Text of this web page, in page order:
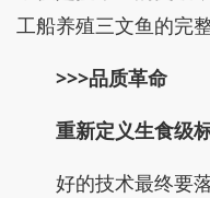
工船养殖三文鱼的完
>>>品质革命
重新定义生食级
好的技术最终要